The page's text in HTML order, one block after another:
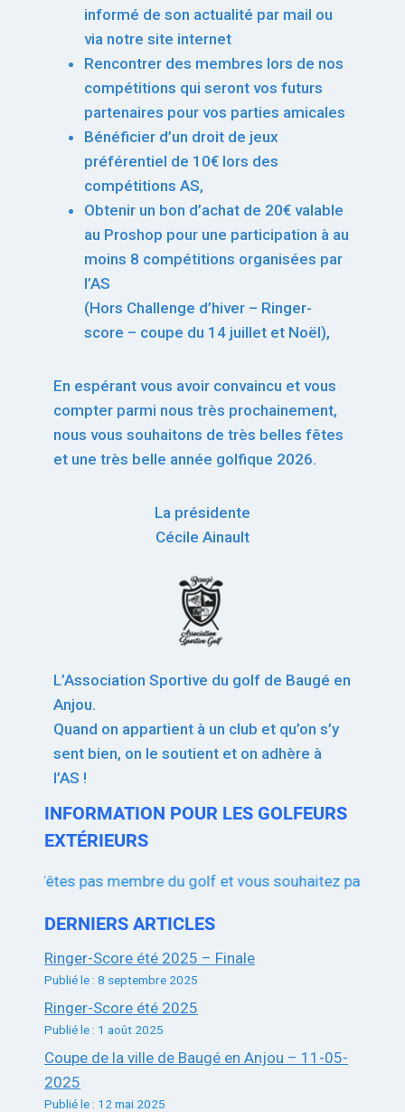
informé de son actualité par mail ou
via notre site internet
Rencontrer des membres lors de nos
compétitions qui seront vos futurs
partenaires pour vos parties amicales
Bénéficier d’un droit de jeux
préférentiel de 10€ lors des
compétitions AS,
Obtenir un bon d’achat de 20€ valable
au Proshop pour une participation à au
moins 8 compétitions organisées par
l’AS
(Hors Challenge d’hiver – Ringer-
score – coupe du 14 juillet et Noël),
En espérant vous avoir convaincu et vous
compter parmi nous très prochainement,
nous vous souhaitons de très belles fêtes
et une très belle année golfique 2026.
La présidente
Cécile Ainault
L’Association Sportive du golf de Baugé en
Anjou.
Quand on appartient à un club et qu’on s’y
sent bien, on le soutient et on adhère à
l’AS !
INFORMATION POUR LES GOLFEURS
EXTÉRIEURS
n’êtes pas membre du golf et vous souhaitez participer
DERNIERS ARTICLES
Ringer-Score été 2025 – Finale
Publié le : 8 septembre 2025
Ringer-Score été 2025
Publié le : 1 août 2025
Coupe de la ville de Baugé en Anjou – 11-05-
2025
Publié le : 12 mai 2025